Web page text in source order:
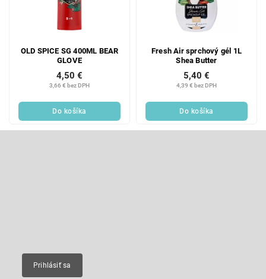
OLD SPICE SG 400ML BEAR
GLOVE
3,66 € bez DPH
4,50 €
Do košíka
Fresh Air sprchový gél 1L
Shea Butter
4,39 € bez DPH
5,40 €
Do košíka
Prihlásiť sa